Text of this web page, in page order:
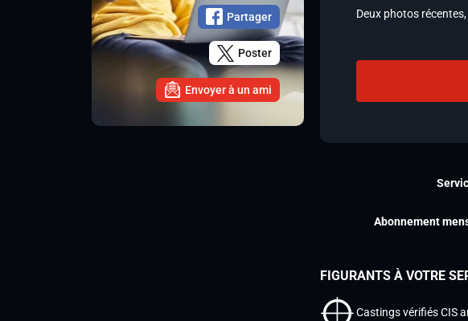
Partager
Poster
Envoyer à un ami
Deux photos
Abonnement
FIGURANTS À VOTRE
Castings vérifiés CIS